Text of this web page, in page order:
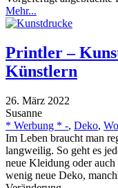
Mehr...
Printler –
Künstlern
26. März 2022
Susanne
* Werbung * -, Deko,
Im Leben braucht man
langweilig. So geht es
neue Kleidung oder
wenig neue Deko,